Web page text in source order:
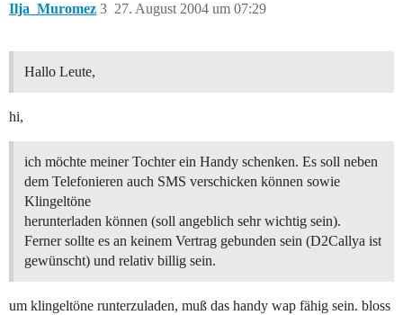
Ilja_Muromez 27. August 2004 um 07:29
3
Hallo Leute,
hi,
ich möchte meiner Tochter ein Handy schenken. Es soll neben
dem Telefonieren auch SMS verschicken können sowie
Klingeltöne
herunterladen können (soll angeblich sehr wichtig sein).
Ferner sollte es an keinem Vertrag gebunden sein (D2Callya ist
gewünscht) und relativ billig sein.
um klingeltöne runterzuladen, muß das handy wap fähig sein. bloss